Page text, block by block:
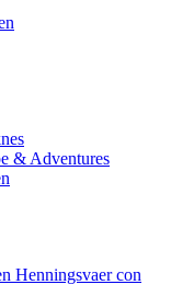
& Adventures
Henningsvaer con